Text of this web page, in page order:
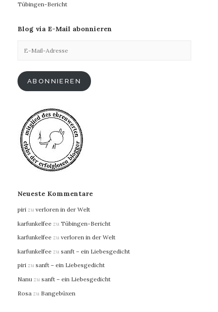
Tübingen-Bericht
Blog via E-Mail abonnieren
Mail-
ABONNIEREN
Neueste Kommentare
piri zu verloren in der Welt
karfunkelfee zu Tübingen-Bericht
karfunkelfee zu verloren in der Welt
karfunkelfee zu sanft – ein Liebesgedicht
piri zu sanft – ein Liebesgedicht
Nanu zu sanft – ein Liebesgedicht
Rosa zu Bangebüxen